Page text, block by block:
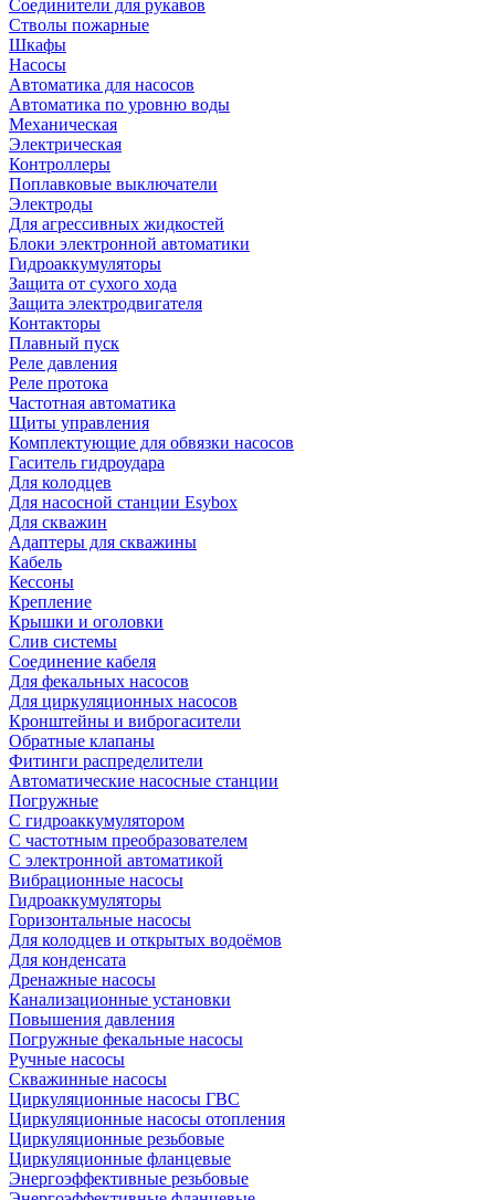
Соединители для рукавов
Стволы пожарные
Шкафы
Насосы
Автоматика для насосов
Автоматика по уровню воды
Механическая
Электрическая
Контроллеры
Поплавковые выключатели
Электроды
Для агрессивных жидкостей
Блоки электронной автоматики
Гидроаккумуляторы
Защита от сухого хода
Защита электродвигателя
Контакторы
Плавный пуск
Реле давления
Реле протока
Частотная автоматика
Щиты управления
Комплектующие для обвязки насосов
Гаситель гидроудара
Для колодцев
Для насосной станции Esybox
Для скважин
Адаптеры для скважины
Кабель
Кессоны
Крепление
Крышки и оголовки
Слив системы
Соединение кабеля
Для фекальных насосов
Для циркуляционных насосов
Кронштейны и виброгасители
Обратные клапаны
Фитинги распределители
Автоматические насосные станции
Погружные
С гидроаккумулятором
С частотным преобразователем
С электронной автоматикой
Вибрационные насосы
Гидроаккумуляторы
Горизонтальные насосы
Для колодцев и открытых водоёмов
Для конденсата
Дренажные насосы
Канализационные установки
Повышения давления
Погружные фекальные насосы
Ручные насосы
Скважинные насосы
Циркуляционные насосы ГВС
Циркуляционные насосы отопления
Циркуляционные резьбовые
Циркуляционные фланцевые
Энергоэффективные резьбовые